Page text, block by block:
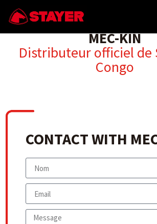
MEC-KIN
Distributeur officiel de
Congo
CONTACT WITH